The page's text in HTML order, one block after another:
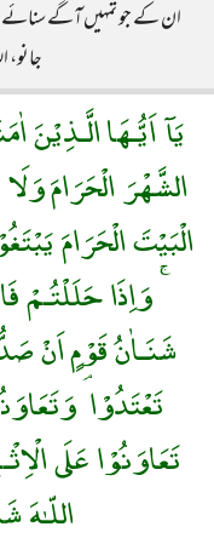
ان کے جو تمہیں آگے سنائے
يَآ اَيُّـهَا الَّـذِيْنَ
الشَّهْرَ الْحَرَامَ
الْبَيْتَ الْحَرَامَ
وَاِذَا
شَنَـاٰنُ قَوْمٍ اَنْ
تَعْتَدُوْا
تَعَاوَنُوْا عَلَى